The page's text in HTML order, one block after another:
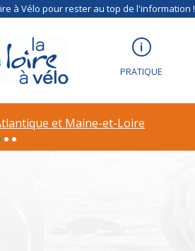
à Vélo pour rester au top de l'information !
PRATIQUE
et Maine-et-Loire